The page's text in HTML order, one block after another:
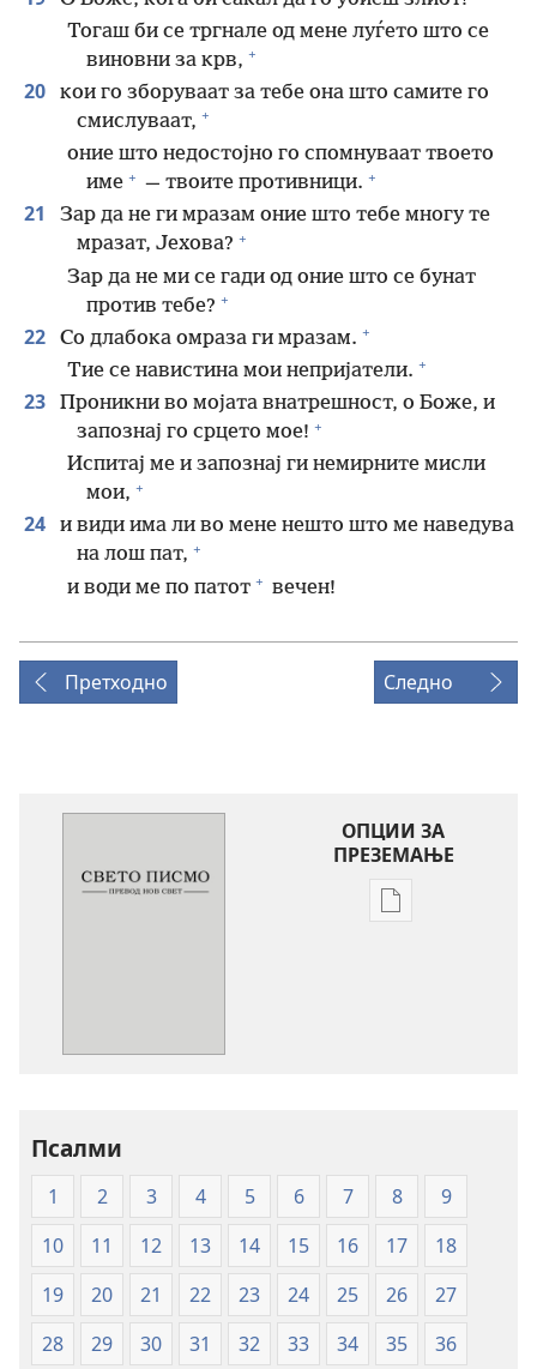
Тогаш би се тргнале од мене луѓето што се
виновни за крв, +
20
кои го зборуваат за тебе она што самите го
смислуваат, +
оние што недостојно го спомнуваат твоето
име + — твоите противници. +
21
Зар да не ги мразам оние што тебе многу те
мразат, Јехова? +
Зар да не ми се гади од оние што се бунат
против тебе? +
22 Со длабока омраза ги мразам. +
Тие се навистина мои непријатели. +
23
Проникни во мојата внатрешност, о Боже, и
запознај го срцето мое! +
Испитај ме и запознај ги немирните мисли
мои, +
24
и види има ли во мене нешто што ме наведува
на лош пат, +
и води ме по патот + вечен!
Претходно Следно
ОПЦИИ ЗА
ПРЕЗЕМАЊЕ
Опции
писмо
—
превод
Нов
свет
Псалми
1 2 3 4 5 6 7 8
9
10
11 12 13 14 15 16 17
18
19
20 21 22 23 24 25 26
27
28
29 30 31 32 33 34 35
36